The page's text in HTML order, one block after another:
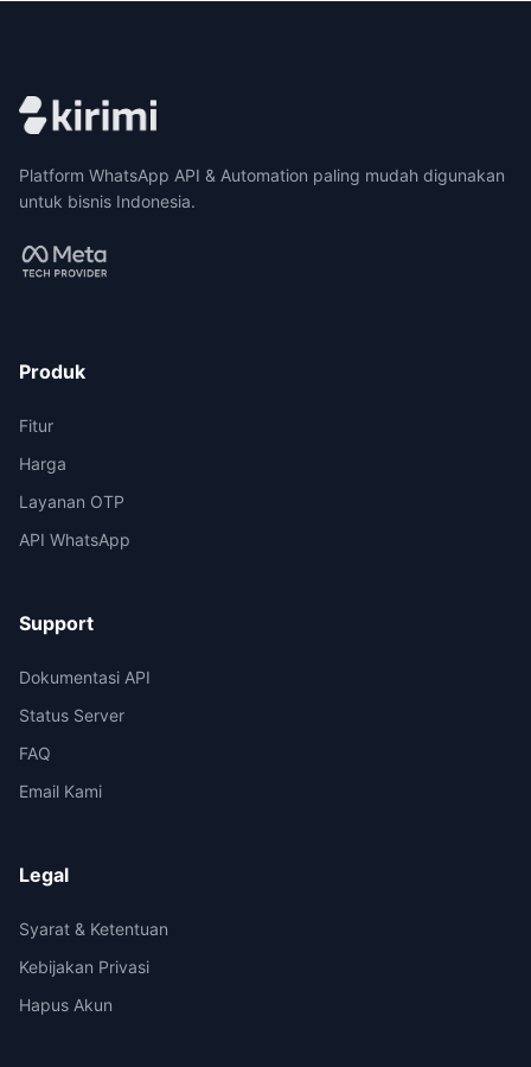
Platform WhatsApp API & Automation paling mudah digunakan
untuk bisnis Indonesia.
Produk
Fitur
Harga
Layanan OTP
API WhatsApp
Support
Dokumentasi API
Status Server
FAQ
Email Kami
Legal
Syarat & Ketentuan
Kebijakan Privasi
Hapus Akun